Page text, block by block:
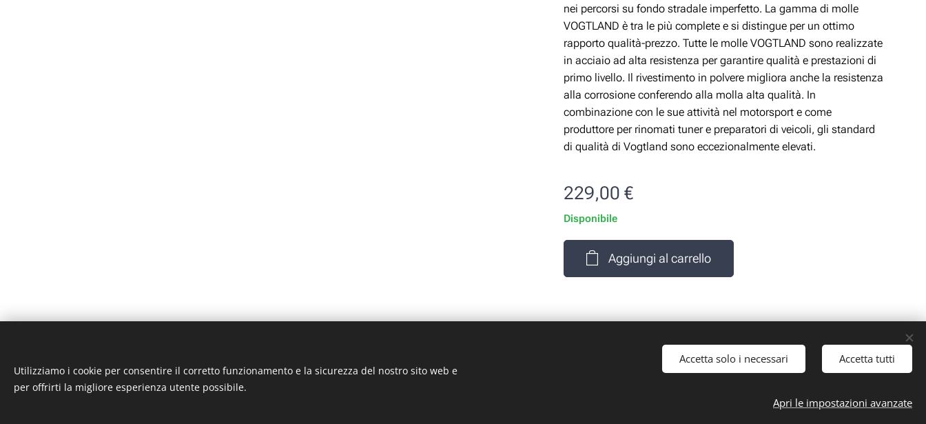
nei percorsi su fondo stradale imperfetto. La gamma di molle
VOGTLAND è tra le più complete e si distingue per un ottimo
rapporto qualità-prezzo. Tutte le molle VOGTLAND sono realizzate
in acciaio ad alta resistenza per garantire qualità e prestazioni di
primo livello. Il rivestimento in polvere migliora anche la resistenza
alla corrosione conferendo alla molla alta qualità. In
combinazione con le sue attività nel motorsport e come
produttore per rinomati tuner e preparatori di veicoli, gli standard
di qualità di Vogtland sono eccezionalmente elevati.
229,00 €
Disponibile
Aggiungi al carrello
ST-GARAGE di Fabrizio Signorino sas - Via Legnano 9 - 10128 - Torino (TO) - P. iva: 10161030019
Utilizziamo i cookie per consentire il corretto funzionamento e la sicurezza del nostro sito web e
per offrirti la migliore esperienza utente possibile.
Accetta solo i necessari Accetta tutti
Apri le impostazioni avanzate